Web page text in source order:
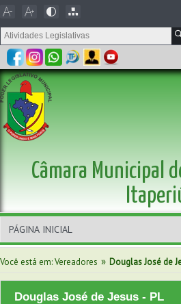
Câmara Municipal
Você está em: Vereadores » Douglas José de
Douglas José de Jesus - PL